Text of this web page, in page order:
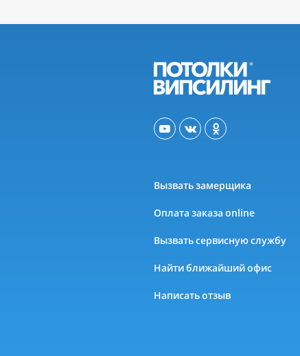
Вызвать замерщика
Оплата заказа online
Вызвать сервисную службу
Найти ближайший офис
Написать отзыв